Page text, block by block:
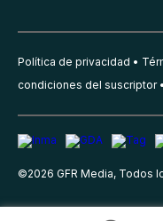
Política de privacidad
condiciones del suscriptor
©2026 GFR Media, Todos